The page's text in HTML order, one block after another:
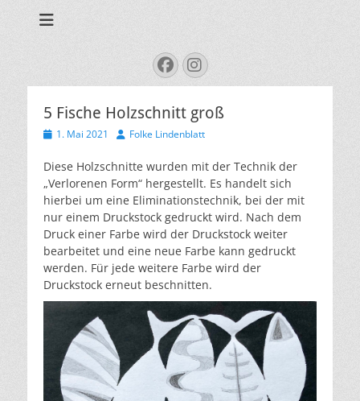
nach:
Facebook
Instagram
5 Fische Holzschnitt groß
Veröffentlicht
1. Mai 2021 AutorFolke Lindenblatt
Diese Holzschnitte wurden mit der Technik der
„Verlorenen Form“ hergestellt. Es handelt sich
hierbei um eine Eliminationstechnik, bei der mit
nur einem Druckstock gedruckt wird. Nach dem
Druck einer Farbe wird der Druckstock weiter
bearbeitet und eine neue Farbe kann gedruckt
werden. Für jede weitere Farbe wird der
Druckstock erneut beschnitten.